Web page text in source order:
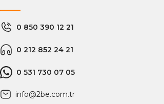
0 850 390 12 21
0 212 852 24 21
0 531 730 07 05
info@2be.com.tr